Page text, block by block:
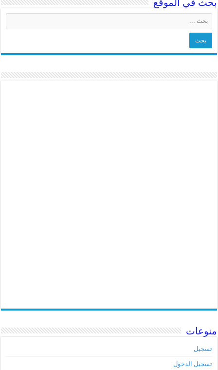
بحث في الموقع
منوعات
تسجيل
تسجيل الدخول